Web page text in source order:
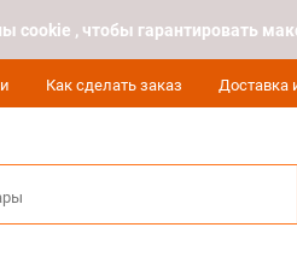
cookie , чтобы гарантировать
Как сделать заказ Доставка